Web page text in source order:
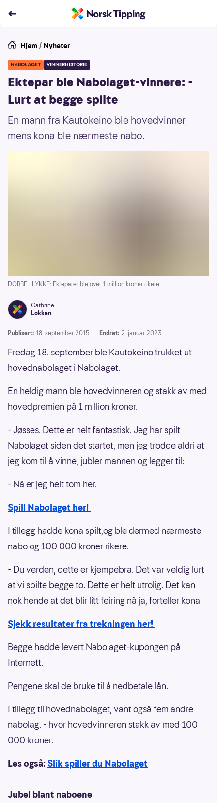
Hjem / Nyheter
NABOLAGET VINNERHISTORIE
Ektepar ble Nabolaget-vinnere: -
Lurt at begge spilte
En mann fra Kautokeino ble hovedvinner,
mens kona ble nærmeste nabo.
DOBBEL LYKKE: Ekteparet ble over 1 million kroner rikere.
Cathrine
Løkken
Publisert: 18. september 2015 Endret: 2. januar 2023
Fredag 18. september ble Kautokeino trukket ut
hovednabolaget i Nabolaget.
En heldig mann ble hovedvinneren og stakk av med
hovedpremien på 1 million kroner.
- Jøsses. Dette er helt fantastisk. Jeg har spilt
Nabolaget siden det startet, men jeg trodde aldri at
jeg kom til å vinne, jubler mannen og legger til:
- Nå er jeg helt tom her.
Spill Nabolaget her!
I tillegg hadde kona spilt,og ble dermed nærmeste
nabo og 100 000 kroner rikere.
- Du verden, dette er kjempebra. Det var veldig lurt
at vi spilte begge to. Dette er helt utrolig. Det kan
nok hende at det blir litt feiring nå ja, forteller kona.
Sjekk resultater fra trekningen her!
Begge hadde levert Nabolaget-kupongen på
Internett.
Pengene skal de bruke til å nedbetale lån.
I tillegg til hovednabolaget, vant også fem andre
nabolag. - hvor hovedvinneren stakk av med 100
000 kroner.
Les også: Slik spiller du Nabolaget
Jubel blant naboene